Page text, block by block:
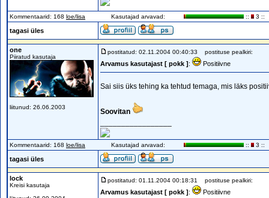
Kommentaarid: 168 loe/lisa Kasutajad arvavad: :: 3 ::
tagasi üles
one
Piiratud kasutaja
liitunud: 26.06.2003
postitatud: 02.11.2004 00:40:33 postituse pealkiri:
Arvamus kasutajast [ pokk ]: Positiivne
Sai siis üks tehing ka tehtud temaga, mis läks
Soovitan
Kommentaarid: 168 loe/lisa Kasutajad arvavad: :: 3 ::
tagasi üles
lock
Kreisi kasutaja
postitatud: 01.11.2004 00:18:31 postituse pealkiri:
Arvamus kasutajast [ pokk ]: Positiivne